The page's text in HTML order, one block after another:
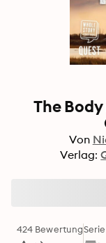
The
Von
Verlag:
424 BewertungSerie